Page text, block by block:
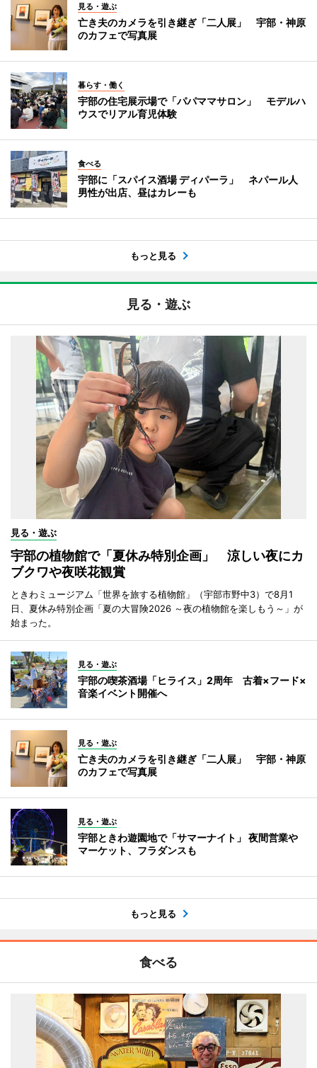
見る・遊ぶ
亡き夫のカメラを引き継ぎ「二人展」 宇部・神原
のカフェで写真展
暮らす・働く
宇部の住宅展示場で「パパママサロン」 モデルハ
ウスでリアル育児体験
食べる
宇部に「スパイス酒場 ディパーラ」 ネパール人
男性が出店、昼はカレーも
もっと見る
見る・遊ぶ
見る・遊ぶ
宇部の植物館で「夏休み特別企画」 涼しい夜にカ
ブクワや夜咲花観賞
ときわミュージアム「世界を旅する植物館」（宇部市野中3）で8月1
日、夏休み特別企画「夏の大冒険2026 ～夜の植物館を楽しもう～」が
始まった。
見る・遊ぶ
宇部の喫茶酒場「ヒライス」2周年 古着×フード×
音楽イベント開催へ
見る・遊ぶ
亡き夫のカメラを引き継ぎ「二人展」 宇部・神原
のカフェで写真展
見る・遊ぶ
宇部ときわ遊園地で「サマーナイト」 夜間営業や
マーケット、フラダンスも
もっと見る
食べる